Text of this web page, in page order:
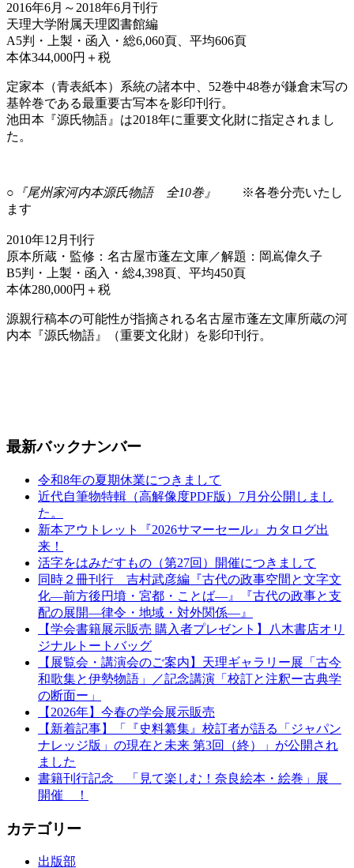
2016年6月～2018年6月刊行
天理大学附属天理図書館編
A5判・上製・函入・総6,060頁、平均606頁
本体344,000円＋税
定家本（青表紙本）系統の諸本中、52巻中48巻が鎌倉末写の
基幹巻である最重要古写本を影印刊行。
池田本『源氏物語』は2018年に重要文化財に指定されまし
た。
○『尾州家河内本源氏物語 全10巻』
※各巻分売いたし
ます
2010年12月刊行
原本所蔵・監修：名古屋市蓬左文庫／解題：岡嶌偉久子
B5判・上製・函入・総4,398頁、平均450頁
本体280,000円＋税
源親行稿本の可能性が指摘される名古屋市蓬左文庫所蔵の河
内本『源氏物語』（重要文化財）を影印刊行。
最新バックナンバー
令和8年の夏期休業につきまして
近代自筆物特輯（高解像度PDF版）7月分公開しまし
た。
新本アウトレット『2026サマーセール』カタログ出
来！
活字をはみだすもの（第27回）開催につきまして
同時２冊刊行 吉村武彦編『古代の政事空間と文字文
化—前方後円墳・宮都・ことば—』『古代の政事と支
配の展開—律令・地域・対外関係—』
【学会書籍展示販売 購入者プレゼント】八木書店オリ
ジナルトートバッグ
【展覧会・講演会のご案内】天理ギャラリー展「古今
和歌集と伊勢物語」／記念講演「校訂と注釈ー古典学
の断面ー」
【2026年】今春の学会展示販売
【新着記事】「『史料纂集』校訂者が語る「ジャパン
ナレッジ版」の現在と未来 第3回（終）」が公開され
ました
書籍刊行記念 「見て楽しむ！奈良絵本・絵巻」展
開催 ！
カテゴリー
出版部